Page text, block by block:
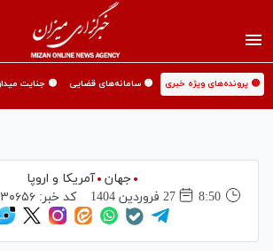
🟡 پرونده‌های ویژه خبری 🟡 سامانه‌های قضایی 🟡 جنایت
جهان
آمریکا و اروپا
8:50
27 فروردين 1404 کد خبر: